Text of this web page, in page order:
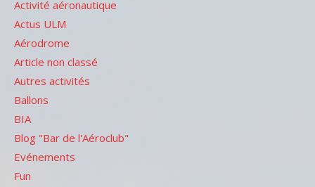
Activité aéronautique
Actus ULM
Aérodrome
Article non classé
Autres activités
Ballons
BIA
Blog "Bar de l'Aéroclub"
Evénements
Fun